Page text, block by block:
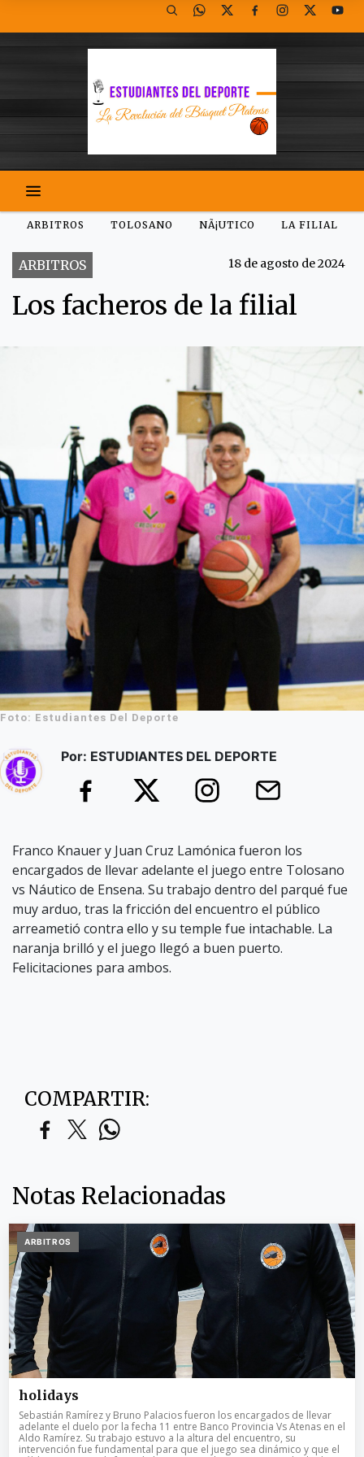
ARBITROS TOLOSANO NÃ¡UTICO LA FILIAL
ARBITROS 18 de agosto de 2024
Los facheros de la filial
Foto: Estudiantes Del Deporte
Por: ESTUDIANTES DEL DEPORTE
Franco Knauer y Juan Cruz Lamónica fueron los
encargados de llevar adelante el juego entre Tolosano
vs Náutico de Ensena. Su trabajo dentro del parqué fue
muy arduo, tras la fricción del encuentro el público
arreametió contra ello y su temple fue intachable. La
naranja brilló y el juego llegó a buen puerto.
Felicitaciones para ambos.
COMPARTIR:
Notas Relacionadas
ARBITROS
holidays
Sebastián Ramírez y Bruno Palacios fueron los encargados de llevar
adelante el duelo por la fecha 11 entre Banco Provincia Vs Atenas en el
Aldo Ramírez. Su trabajo estuvo a la altura del encuentro, su
intervención fue fundamental para que el juego sea dinámico y que el